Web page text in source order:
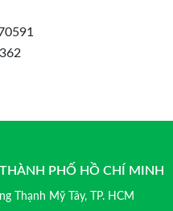
PHỐ HỒ CHÍ MINH
Thạnh Mỹ Tây, TP. HCM